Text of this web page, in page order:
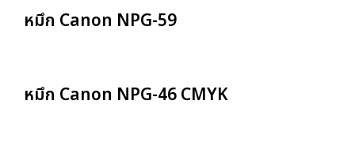
หมึก Canon NPG-59
หมึก Canon NPG-46 CMYK